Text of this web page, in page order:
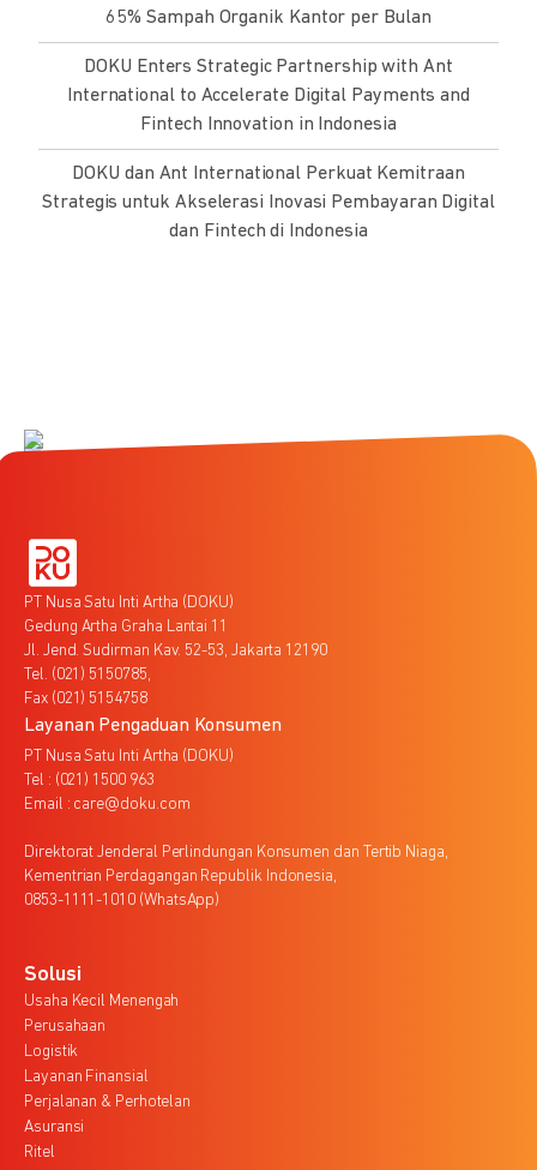
65% Sampah Organik Kantor per Bulan
DOKU Enters Strategic Partnership with Ant
International to Accelerate Digital Payments and
Fintech Innovation in Indonesia
DOKU dan Ant International Perkuat Kemitraan
Strategis untuk Akselerasi Inovasi Pembayaran Digital
dan Fintech di Indonesia
PT Nusa Satu Inti Artha (DOKU)
Gedung Artha Graha Lantai 11
Jl. Jend. Sudirman Kav. 52-53, Jakarta 12190
Tel. (021) 5150785,
Fax (021) 5154758
Layanan Pengaduan Konsumen
PT Nusa Satu Inti Artha (DOKU)
Tel : (021) 1500 963
Email : care@doku.com
Direktorat Jenderal Perlindungan Konsumen dan Tertib Niaga,
Kementrian Perdagangan Republik Indonesia,
0853-1111-1010 (WhatsApp)
Solusi
Usaha Kecil Menengah
Perusahaan
Logistik
Layanan Finansial
Perjalanan & Perhotelan
Asuransi
Ritel